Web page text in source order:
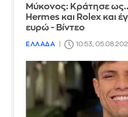
Μύκονος: Κράτησε
Hermes και Rolex και
ευρώ - Βίντεο
ΕΛΛΑΔΑ 10:53,